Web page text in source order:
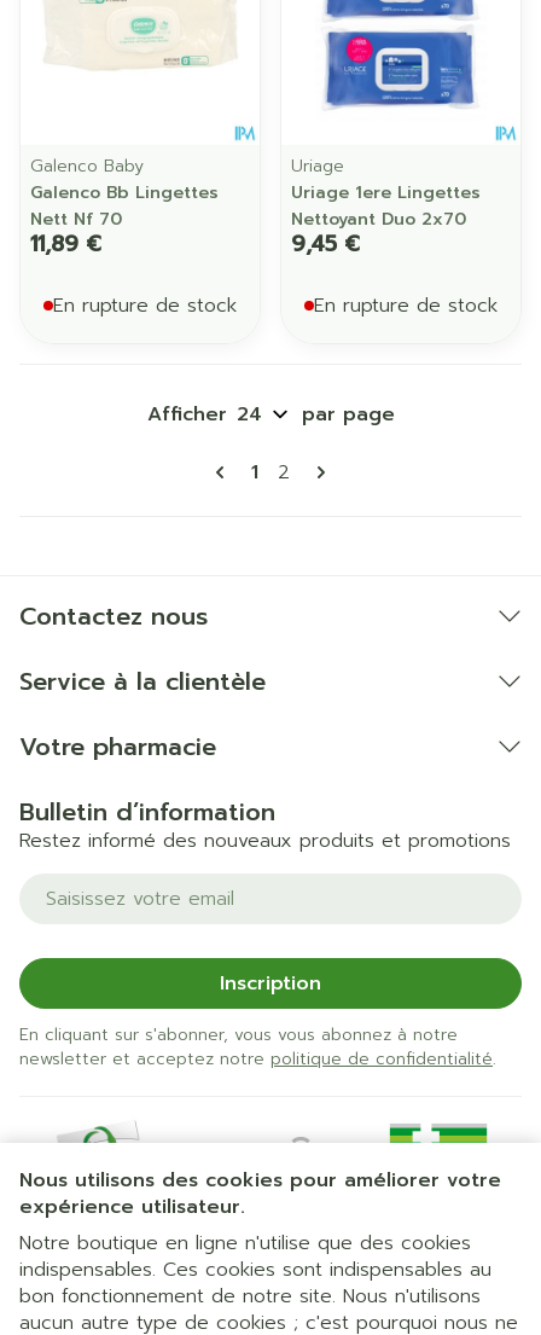
Nous utilisons des cookies pour améliorer votre
expérience utilisateur.
Notre boutique en ligne n'utilise que des cookies
indispensables. Ces cookies sont indispensables au
bon fonctionnement de notre site. Nous n'utilisons
aucun autre type de cookies ; c'est pourquoi nous ne
Galenco Baby
Galenco Bb Lingettes
Nett Nf 70
11,89 €
En rupture de stock
Uriage
Uriage 1ere Lingettes
Nettoyant Duo 2x70
9,45 €
En rupture de stock
Pages
Vous lisez actuellement la
1 Page
2
Afficher par page
Contactez nous
Service à la clientèle
Votre pharmacie
Bulletin d’information
Restez informé des nouveaux produits et promotions
Adresse mail
Inscription
En cliquant sur s'abonner, vous vous abonnez à notre
newsletter et acceptez notre politique de confidentialité.
Liens légaux